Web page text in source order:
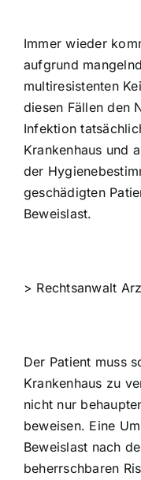
Immer wieder
aufgrund
multiresistenten
diesen Fällen den
Infektion
Krankenhaus und
der
geschädigten
Beweislast.
> Rechtsanwalt
Der Patient muss
Krankenhaus zu
nicht nur
beweisen. Eine
Beweislast nach
beherrschbaren